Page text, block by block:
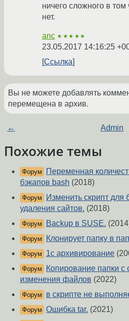
ничего сложного в том
нет.
anc ★★★★★
23.05.2017 14:16:25
Ссылка
Вы не можете добавлять
перемещена в архив.
← Admin
Похожие темы
Форум
Переменная
бэкапов bash (2018)
Форум
Изменить скрипт для
удаления сайтов. (2018)
Форум Backup в SUSE.
Форум Клонирует папку в
Форум 1c архивирование
Форум
Копирование папки с
изменения файлов (2022)
Форум в скрипте не
Форум Ошибка tar. (2021)